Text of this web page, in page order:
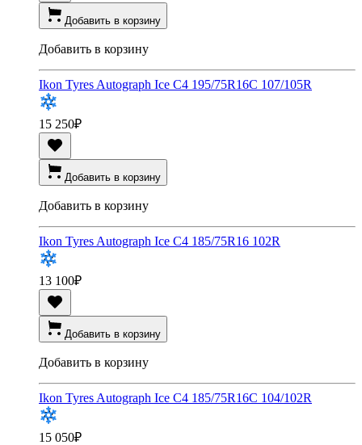
Добавить в корзину
Добавить в корзину
Ikon Tyres Autograph Ice C4 195/75R16C 107/105R
15 250₽
Добавить в корзину
Добавить в корзину
Ikon Tyres Autograph Ice C4 185/75R16 102R
13 100₽
Добавить в корзину
Добавить в корзину
Ikon Tyres Autograph Ice C4 185/75R16C 104/102R
15 050₽